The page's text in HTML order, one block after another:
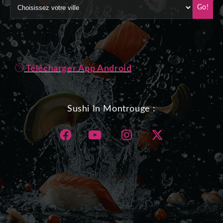
Go!
Télécharger App Android
Sushi In Montrouge :